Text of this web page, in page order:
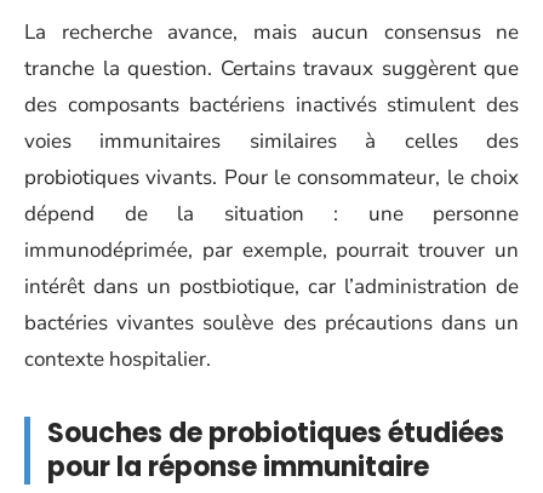
La recherche avance, mais aucun consensus ne
tranche la question. Certains travaux suggèrent que
des composants bactériens inactivés stimulent des
voies immunitaires similaires à celles des
probiotiques vivants. Pour le consommateur, le choix
dépend de la situation : une personne
immunodéprimée, par exemple, pourrait trouver un
intérêt dans un postbiotique, car l’administration de
bactéries vivantes soulève des précautions dans un
contexte hospitalier.
Souches de probiotiques étudiées
pour la réponse immunitaire